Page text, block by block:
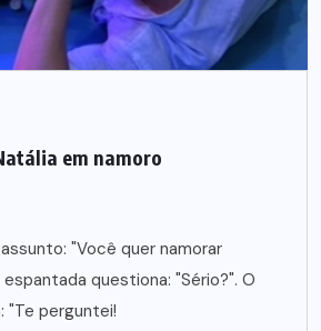
em namoro
"Você quer namorar
questiona: "Sério?". O
"Te perguntei!